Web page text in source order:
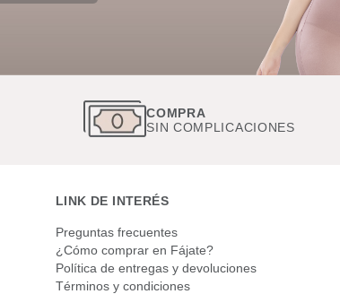
COMPLICACIONES
SEGURAS
LINK DE INTERÉS
Preguntas frecuentes
¿Cómo comprar en Fájate?
Política de entregas y devoluciones
Términos y condiciones